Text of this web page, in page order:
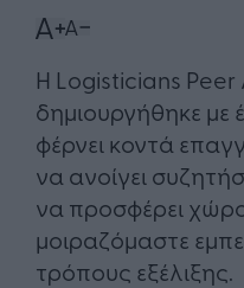
Η Logisticians
δημιουργήθηκε
φέρνει κοντά
να ανοίγει
να προσφέρει
μοιραζόμαστε
τρόπους εξέλιξης.